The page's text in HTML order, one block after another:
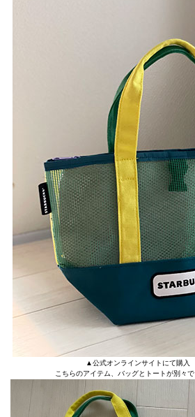
▲公式オンラインサイトにて購
こちらのアイテム、バッグとトートが別々で